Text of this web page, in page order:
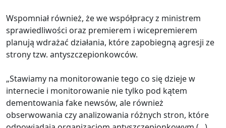
Wspomniał również, że we współpracy z ministrem
sprawiedliwości oraz premierem i wicepremierem
planują wdrażać działania, które zapobiegną agresji ze
strony tzw. antyszczepionkowców.
„Stawiamy na monitorowanie tego co się dzieje w
internecie i monitorowanie nie tylko pod kątem
dementowania fake newsów, ale również
obserwowania czy analizowania różnych stron, które